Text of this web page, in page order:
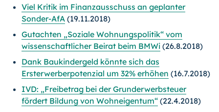
Viel Kritik im Finanzausschuss an geplanter
Sonder-AfA (19.11.2018)
Gutachten „Soziale Wohnungspolitik“ vom
wissenschaftlicher Beirat beim BMWi (26.8.2018)
Dank Baukindergeld könnte sich das
Ersterwerberpotenzial um 32% erhöhen (16.7.2018)
IVD: „Freibetrag bei der Grunderwerbsteuer
fördert Bildung von Wohneigentum“ (22.4.2018)